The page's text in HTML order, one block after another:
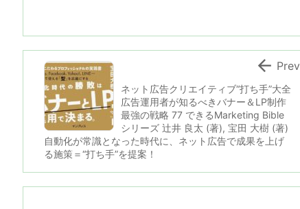
ネット広告クリエイティブ“打ち手”大全
広告運用者が知るべきバナー＆LP制作
最強の戦略 77 できるMarketing Bible
シリーズ 辻井 良太 (著), 宝田 大樹 (著)
自動化が常識となった時代に、ネット広告で成果を上げ
る施策＝“打ち手”を提案！
 Prev